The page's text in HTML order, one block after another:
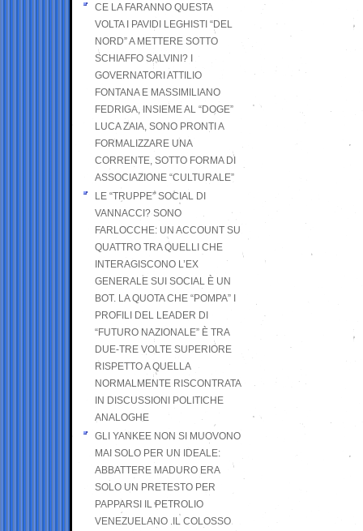
CE LA FARANNO QUESTA
VOLTA I PAVIDI LEGHISTI “DEL
NORD” A METTERE SOTTO
SCHIAFFO SALVINI? I
GOVERNATORI ATTILIO
FONTANA E MASSIMILIANO
FEDRIGA, INSIEME AL “DOGE”
LUCA ZAIA, SONO PRONTI A
FORMALIZZARE UNA
CORRENTE, SOTTO FORMA DI
ASSOCIAZIONE “CULTURALE”
LE “TRUPPE” SOCIAL DI
VANNACCI? SONO
FARLOCCHE: UN ACCOUNT SU
QUATTRO TRA QUELLI CHE
INTERAGISCONO L’EX
GENERALE SUI SOCIAL È UN
BOT. LA QUOTA CHE “POMPA” I
PROFILI DEL LEADER DI
“FUTURO NAZIONALE” È TRA
DUE-TRE VOLTE SUPERIORE
RISPETTO A QUELLA
NORMALMENTE RISCONTRATA
IN DISCUSSIONI POLITICHE
ANALOGHE
GLI YANKEE NON SI MUOVONO
MAI SOLO PER UN IDEALE:
ABBATTERE MADURO ERA
SOLO UN PRETESTO PER
PAPPARSI IL PETROLIO
VENEZUELANO .IL COLOSSO